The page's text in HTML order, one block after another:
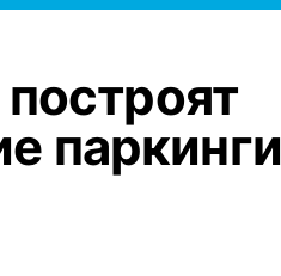
паркинги